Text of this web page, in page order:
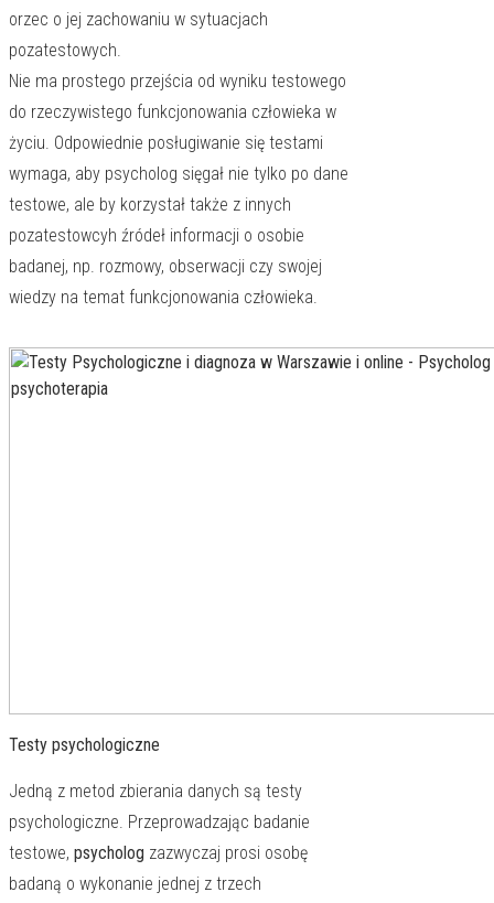
orzec o jej zachowaniu w sytuacjach
pozatestowych.
Nie ma prostego przejścia od wyniku testowego
do rzeczywistego funkcjonowania człowieka w
życiu. Odpowiednie posługiwanie się testami
wymaga, aby psycholog sięgał nie tylko po dane
testowe, ale by korzystał także z innych
pozatestowcyh źródeł informacji o osobie
badanej, np. rozmowy, obserwacji czy swojej
wiedzy na temat funkcjonowania człowieka.
Testy psychologiczne
Jedną z metod zbierania danych są testy
psychologiczne. Przeprowadzając badanie
testowe, psycholog zazwyczaj prosi osobę
badaną o wykonanie jednej z trzech